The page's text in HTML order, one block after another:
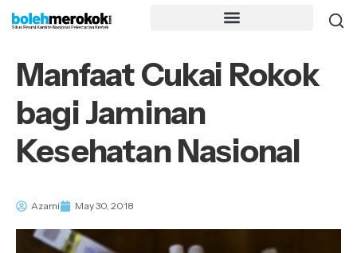
Manfaat Cukai Rokok
bagi Jaminan
Kesehatan Nasional
Azami May 30, 2018